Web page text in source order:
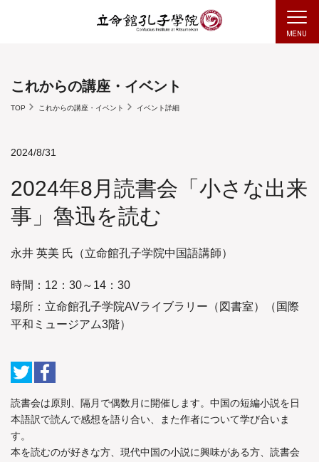
これからの講座・イベント
TOP これからの講座・イベント イベント詳細
2024/8/31
2024年8月読書会「小さな出来
事」魯迅を読む
永井 英美 氏（立命館孔子学院中国語講師）
時間：12：30～14：30
場所：立命館孔子学院AVライブラリー（図書室）（国際
平和ミュージアム3階）
読書会は原則、隔月で偶数月に開催します。中国の短編小説を日
本語訳で読んで感想を語り合い、また作者について学び合いま
す。
本を読むのが好きな方、現代中国の小説に興味がある方、読書会